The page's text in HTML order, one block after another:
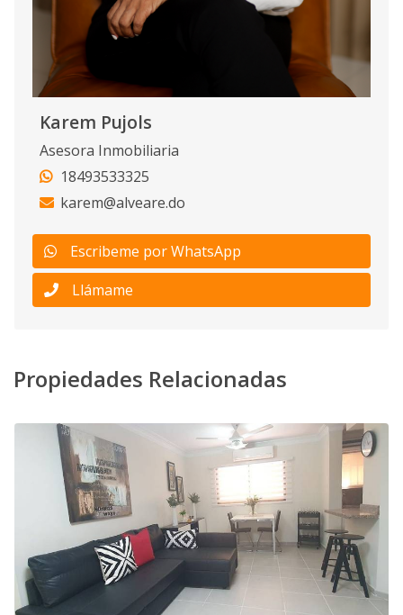
Karem Pujols
Asesora Inmobiliaria
18493533325
karem@alveare.do
Escribeme por WhatsApp
Llámame
Propiedades Relacionadas